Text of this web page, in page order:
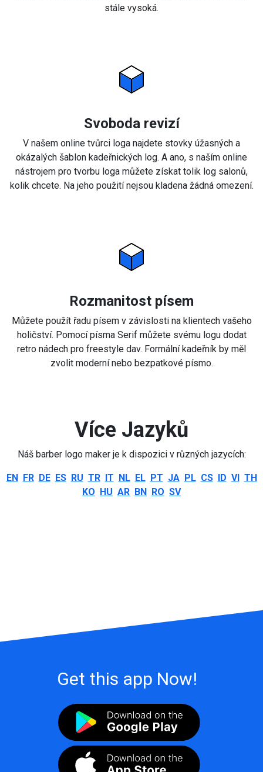
stále vysoká.
Svoboda revizí
V našem online tvůrci loga najdete stovky úžasných a
okázalých šablon kadeřnických log. A ano, s naším online
nástrojem pro tvorbu loga můžete získat tolik log salonů,
kolik chcete. Na jeho použití nejsou kladena žádná omezení.
Rozmanitost písem
Můžete použít řadu písem v závislosti na klientech vašeho
holičství. Pomocí písma Serif můžete svému logu dodat
retro nádech pro freestyle dav. Formální kadeřník by měl
zvolit moderní nebo bezpatkové písmo.
Více Jazyků
Náš barber logo maker je k dispozici v různých jazycích:
EN FR DE ES RU TR IT NL EL PT JA PL CS ID VI TH
KO HU AR BN RO SV
Get this app Now!